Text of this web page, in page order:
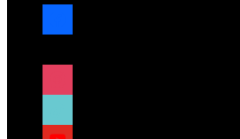
facebook
x
instagram
tiktok
youtube